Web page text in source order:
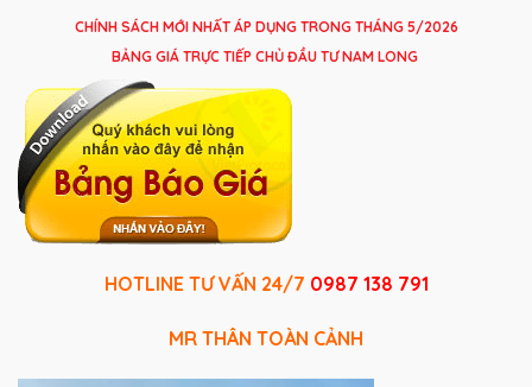
CHÍNH SÁCH MỚI NHẤT ÁP DỤNG TRONG THÁNG 5/2026
BẢNG GIÁ TRỰC TIẾP CHỦ ĐẦU TƯ NAM LONG
HOTLINE TƯ VẤN 24/7 0987 138 791
MR THÂN TOÀN CẢNH